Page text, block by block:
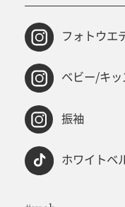
フォトウエ
ベビー/キ
振袖
ホワイトベ